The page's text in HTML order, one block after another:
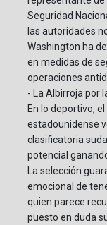
Seguridad
las autoridades
Washington ha
en medidas de
operaciones
- La Albirroja por
En lo deportivo,
estadounidense
clasificatoria
potencial
La selección
emocional de
quien parece
puesto en duda